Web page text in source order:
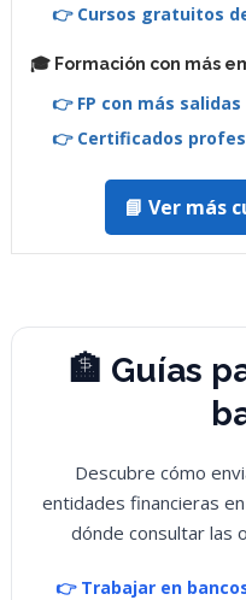
👉 Cursos gratuitos
🎓 Formación con más
👉 FP con más
👉 Certificados
📘 Ver más
🏦 Guías
Descubre cómo
entidades financieras
dónde consultar las
👉 Trabajar en